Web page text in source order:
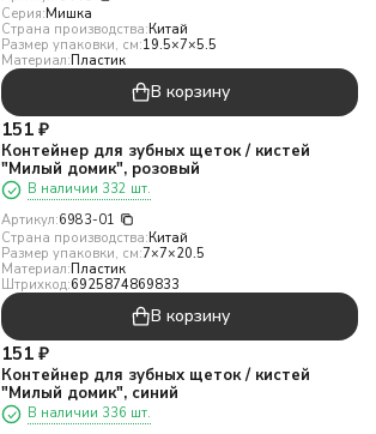
Серия:Мишка
Страна производства:Китай
Размер упаковки, см:19.5×7×5.5
Материал:Пластик
В корзину
151 ₽
Контейнер для зубных щеток / кистей
"Милый домик", розовый
В наличии 332 шт.
Артикул:6983-01
Страна производства:Китай
Размер упаковки, см:7×7×20.5
Материал:Пластик
Штрихкод:6925874869833
В корзину
151 ₽
Контейнер для зубных щеток / кистей
"Милый домик", синий
В наличии 336 шт.